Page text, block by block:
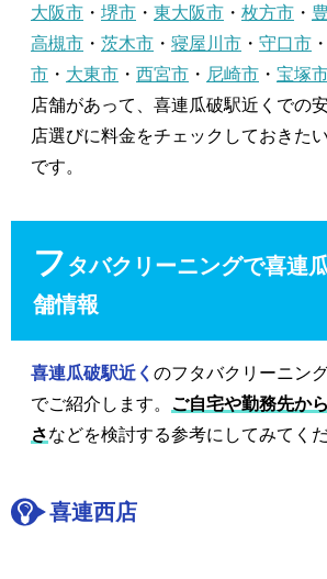
大阪市 ・ 堺市 ・ 東大阪市 ・ 枚方市 ・
高槻市 ・ 茨木市 ・ 寝屋川市 ・ 守口市 ・
市 ・ 大東市 ・ 西宮市 ・ 尼崎市 ・ 宝塚
店舗があって、喜連瓜破駅近くでの
店選びに料金をチェックしておきた
です。
フ タバクリーニングで喜連
舗情報
喜連瓜破駅近く のフタバクリーニン
でご紹介します。 ご自宅や勤務先か
さなどを検討する参考にしてみてくだ
喜連西店